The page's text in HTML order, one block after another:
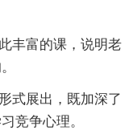
丰富的课，说明老
式展出，既加深了
竞争心理。